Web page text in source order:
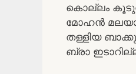
കൊല്ലം
മോഹൻ
തള്ളിയ
ബ്രാ